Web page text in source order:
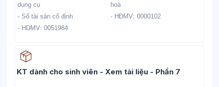
dụng cụ
hoá
- Số tài sản cố định
- HĐMV: 0000102
- HDMV: 0051984
KT dành cho sinh viên - Xem tài liệu - Phần 7